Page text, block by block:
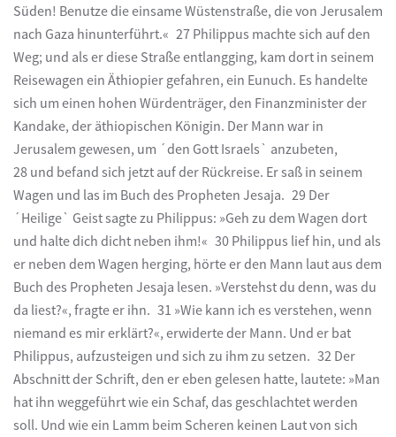
Süden! Benutze die einsame Wüstenstraße, die von Jerusalem
nach Gaza hinunterführt.« 27 Philippus machte sich auf den
Weg; und als er diese Straße entlangging, kam dort in seinem
Reisewagen ein Äthiopier gefahren, ein Eunuch. Es handelte
sich um einen hohen Würdenträger, den Finanzminister der
Kandake, der äthiopischen Königin. Der Mann war in
Jerusalem gewesen, um ´den Gott Israels` anzubeten,
28 und befand sich jetzt auf der Rückreise. Er saß in seinem
Wagen und las im Buch des Propheten Jesaja. 29 Der
´Heilige` Geist sagte zu Philippus: »Geh zu dem Wagen dort
und halte dich dicht neben ihm!« 30 Philippus lief hin, und als
er neben dem Wagen herging, hörte er den Mann laut aus dem
Buch des Propheten Jesaja lesen. »Verstehst du denn, was du
da liest?«, fragte er ihn. 31 »Wie kann ich es verstehen, wenn
niemand es mir erklärt?«, erwiderte der Mann. Und er bat
Philippus, aufzusteigen und sich zu ihm zu setzen. 32 Der
Abschnitt der Schrift, den er eben gelesen hatte, lautete: »Man
hat ihn weggeführt wie ein Schaf, das geschlachtet werden
soll. Und wie ein Lamm beim Scheren keinen Laut von sich